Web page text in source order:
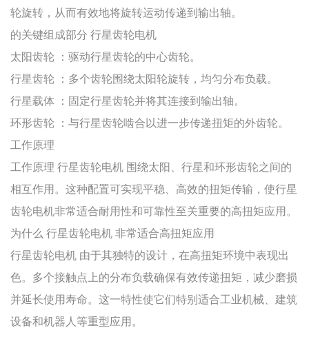
轮旋转，从而有效地将旋转运动传递到输出轴。
的关键组成部分 行星齿轮电机
太阳齿轮
：驱动行星齿轮的中心齿轮。
行星齿轮
：多个齿轮围绕太阳轮旋转，均匀分布负载。
行星载体
：固定行星齿轮并将其连接到输出轴。
环形齿轮
：与行星齿轮啮合以进一步传递扭矩的外齿轮。
工作原理
工作原理 行星齿轮电机 围绕太阳、行星和环形齿轮之间的
相互作用。这种配置可实现平稳、高效的扭矩传输，使行星
齿轮电机非常适合耐用性和可靠性至关重要的高扭矩应用。
为什么 行星齿轮电机 非常适合高扭矩应用
行星齿轮电机 由于其独特的设计，在高扭矩环境中表现出
色。多个接触点上的分布负载确保有效传递扭矩，减少磨损
并延长使用寿命。这一特性使它们特别适合工业机械、建筑
设备和机器人等重型应用。